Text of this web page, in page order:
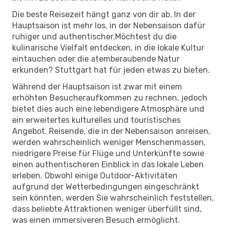
Die beste Reisezeit hängt ganz von dir ab. In der
Hauptsaison ist mehr los, in der Nebensaison dafür
ruhiger und authentischer.Möchtest du die
kulinarische Vielfalt entdecken, in die lokale Kultur
eintauchen oder die atemberaubende Natur
erkunden? Stuttgart hat für jeden etwas zu bieten.
Während der Hauptsaison ist zwar mit einem
erhöhten Besucheraufkommen zu rechnen, jedoch
bietet dies auch eine lebendigere Atmosphäre und
ein erweitertes kulturelles und touristisches
Angebot. Reisende, die in der Nebensaison anreisen,
werden wahrscheinlich weniger Menschenmassen,
niedrigere Preise für Flüge und Unterkünfte sowie
einen authentischeren Einblick in das lokale Leben
erleben. Obwohl einige Outdoor-Aktivitäten
aufgrund der Wetterbedingungen eingeschränkt
sein könnten, werden Sie wahrscheinlich feststellen,
dass beliebte Attraktionen weniger überfüllt sind,
was einen immersiveren Besuch ermöglicht.